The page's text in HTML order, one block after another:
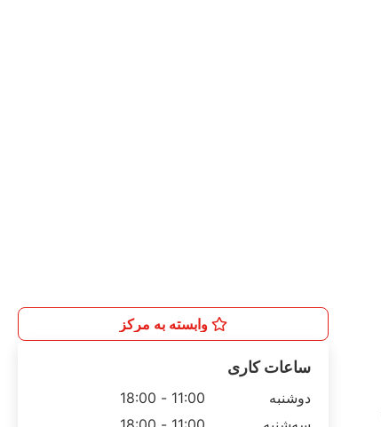
وابسته به مرکز
ساعات کاری
دوشنبه
11:00 - 18:00